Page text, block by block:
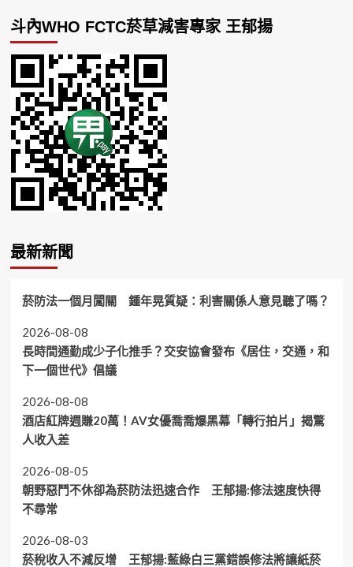
斗內WHO FCTC菸草減害專家 王郁揚
最新新聞
菸防法一個月闖關 鍾年晃質疑：利害關係人意見聽了嗎？
2026-08-08
長時間通勤成少子化推手？交安協會發布《居住，交通，和
下一個世代》倡議
2026-08-08
酒店紅牌週賺20萬！AV女優喬喬爆黑幕「轉行拍片」揭驚
人收入差
2026-08-05
朝野惡鬥不休卻為菸防法迅速合作 王郁揚:修法速度快得
不尋常
2026-08-03
菸稅收入不減反增 王郁揚:藍綠白三黨錯誤修法將讓紙菸